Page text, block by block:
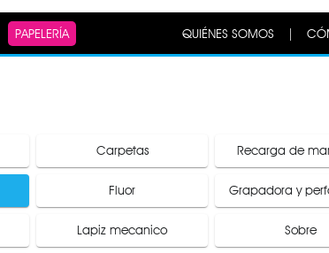
PAPELERÍA QUIÉNES SOMOS
Carpetas Recarga de
Fluor Grapadora y
Lapiz mecanico Sobre